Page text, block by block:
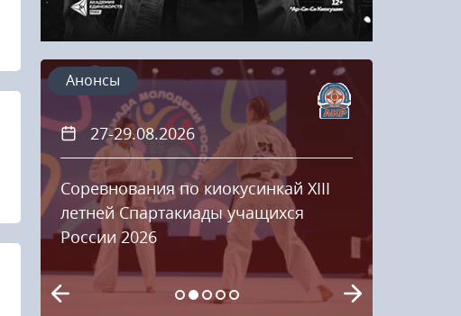
27-29.08.2026
Соревнования по киокусинкай XIII
летней Спартакиады учащихся
России 2026
Анонсы